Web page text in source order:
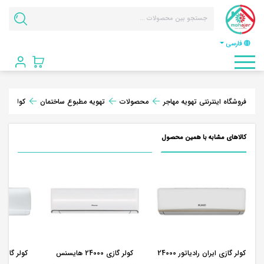
فارسی
فروشگاه اینترنتی تهویه مهاجر محصولات تهویه مطبوع ساختمان کولر
کالاهای مشابه با همین محصول
کولر گازی ایران رادیاتور 24000
کولر گازی 24000 هایسنس